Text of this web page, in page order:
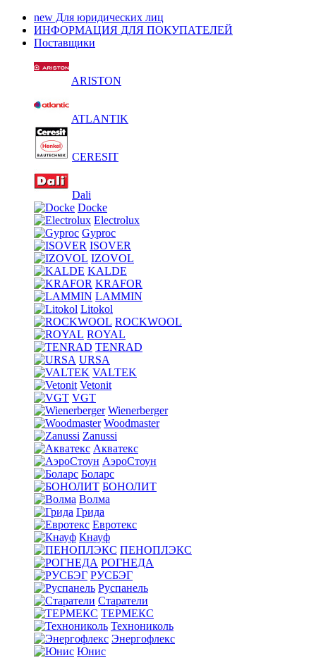
new Для юридических лиц
ИНФОРМАЦИЯ ДЛЯ ПОКУПАТЕЛЕЙ
Поставщики
ARISTON
ATLANTIK
CERESIT
Dali
Docke
Electrolux
Gyproc
ISOVER
IZOVOL
KALDE
KRAFOR
LAMMIN
Litokol
ROCKWOOL
ROYAL
TENRAD
URSA
VALTEK
Vetonit
VGT
Wienerberger
Woodmaster
Zanussi
Акватекс
АэроСтоун
Боларс
БОНОЛИТ
Волма
Грида
Евротекс
Кнауф
ПЕНОПЛЭКС
РОГНЕДА
РУСБЭГ
Руспанель
Старатели
ТЕРМЕКС
Технониколь
Энергофлекс
Юнис